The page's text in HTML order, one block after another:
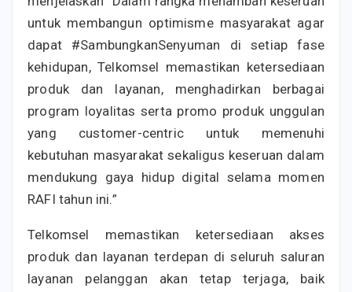
untuk membangun optimisme masyarakat agar
dapat #SambungkanSenyuman di setiap fase
kehidupan, Telkomsel memastikan ketersediaan
produk dan layanan, menghadirkan berbagai
program loyalitas serta promo produk unggulan
yang customer-centric untuk memenuhi
kebutuhan masyarakat sekaligus keseruan dalam
mendukung gaya hidup digital selama momen
RAFI tahun ini.”
Telkomsel memastikan ketersediaan akses
produk dan layanan terdepan di seluruh saluran
layanan pelanggan akan tetap terjaga, baik